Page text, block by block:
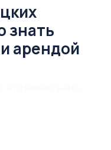
знать
арендой